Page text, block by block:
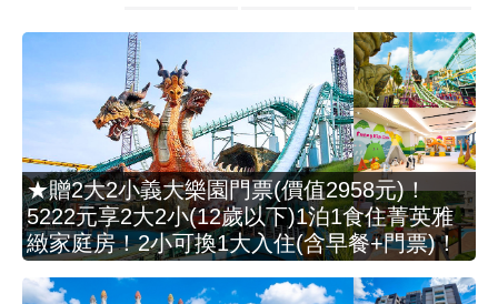
★贈2大2小義大樂園門票(價值2958元)！
5222元享2大2小(12歲以下)1泊1食住菁英雅
緻家庭房！2小可換1大入住(含早餐+門票)！